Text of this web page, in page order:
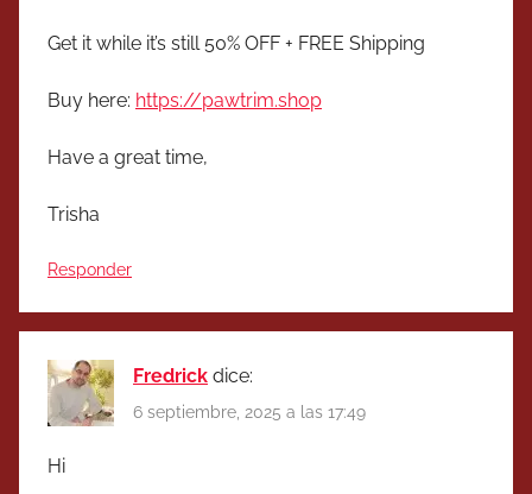
Get it while it’s still 50% OFF + FREE Shipping
Buy here: https://pawtrim.shop
Have a great time,
Trisha
Responder
Fredrick dice:
6 septiembre, 2025 a las 17:49
Hi